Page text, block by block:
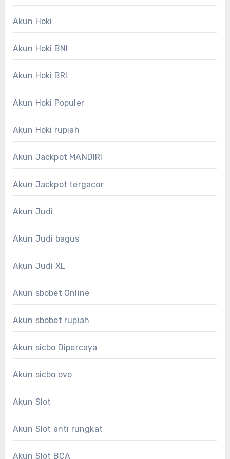
Akun Hoki
Akun Hoki BNI
Akun Hoki BRI
Akun Hoki Populer
Akun Hoki rupiah
Akun Jackpot MANDIRI
Akun Jackpot tergacor
Akun Judi
Akun Judi bagus
Akun Judi XL
Akun sbobet Online
Akun sbobet rupiah
Akun sicbo Dipercaya
Akun sicbo ovo
Akun Slot
Akun Slot anti rungkat
Akun Slot BCA